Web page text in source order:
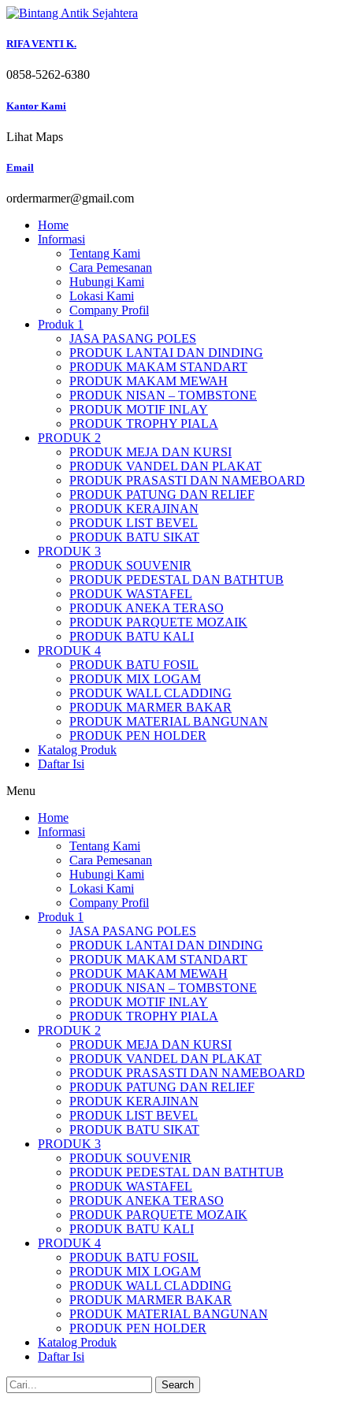
Skip
content
RIFA VENTI K.
0858-5262-6380
Kantor Kami
Lihat Maps
Email
ordermarmer@gmail.com
Home
Informasi
Tentang Kami
Cara Pemesanan
Hubungi Kami
Lokasi Kami
Company Profil
Produk 1
JASA PASANG POLES
PRODUK LANTAI DAN DINDING
PRODUK MAKAM STANDART
PRODUK MAKAM MEWAH
PRODUK NISAN – TOMBSTONE
PRODUK MOTIF INLAY
PRODUK TROPHY PIALA
PRODUK 2
PRODUK MEJA DAN KURSI
PRODUK VANDEL DAN PLAKAT
PRODUK PRASASTI DAN NAMEBOARD
PRODUK PATUNG DAN RELIEF
PRODUK KERAJINAN
PRODUK LIST BEVEL
PRODUK BATU SIKAT
PRODUK 3
PRODUK SOUVENIR
PRODUK PEDESTAL DAN BATHTUB
PRODUK WASTAFEL
PRODUK ANEKA TERASO
PRODUK PARQUETE MOZAIK
PRODUK BATU KALI
PRODUK 4
PRODUK BATU FOSIL
PRODUK MIX LOGAM
PRODUK WALL CLADDING
PRODUK MARMER BAKAR
PRODUK MATERIAL BANGUNAN
PRODUK PEN HOLDER
Katalog Produk
Daftar Isi
Menu
Home
Informasi
Tentang Kami
Cara Pemesanan
Hubungi Kami
Lokasi Kami
Company Profil
Produk 1
JASA PASANG POLES
PRODUK LANTAI DAN DINDING
PRODUK MAKAM STANDART
PRODUK MAKAM MEWAH
PRODUK NISAN – TOMBSTONE
PRODUK MOTIF INLAY
PRODUK TROPHY PIALA
PRODUK 2
PRODUK MEJA DAN KURSI
PRODUK VANDEL DAN PLAKAT
PRODUK PRASASTI DAN NAMEBOARD
PRODUK PATUNG DAN RELIEF
PRODUK KERAJINAN
PRODUK LIST BEVEL
PRODUK BATU SIKAT
PRODUK 3
PRODUK SOUVENIR
PRODUK PEDESTAL DAN BATHTUB
PRODUK WASTAFEL
PRODUK ANEKA TERASO
PRODUK PARQUETE MOZAIK
PRODUK BATU KALI
PRODUK 4
PRODUK BATU FOSIL
PRODUK MIX LOGAM
PRODUK WALL CLADDING
PRODUK MARMER BAKAR
PRODUK MATERIAL BANGUNAN
PRODUK PEN HOLDER
Katalog Produk
Daftar Isi
Search